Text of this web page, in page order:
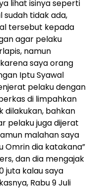
lihat isinya seperti
sudah tidak ada,
tersebut kepada
agar pelaku
namun
saya orang
Iptu Syawal
pelaku dengan
di limpahkan
dilakukan, bahkan
pelaku juga dijerat
malahan saya
Omrin dia katakana”
dan dia mengajak
juta kalau saya
Rabu 9 Juli